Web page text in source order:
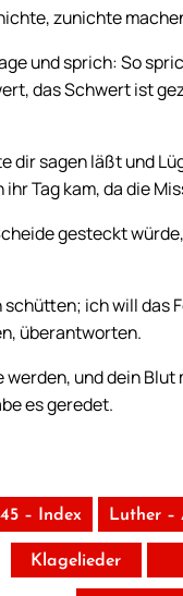
zunichte
und sprich: So
das Schwert ist
dir sagen läßt und
Tag kam, da die
gesteckt
ich will das
überantworten.
werden, und dein
es geredet.
– Index Luther –
Klagelieder